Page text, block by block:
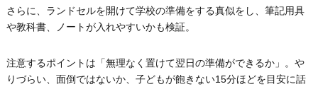
さらに、ランドセルを開けて学校の準備をする真似をし、筆記用具
や教科書、ノートが入れやすいかも検証。
注意するポイントは「無理なく置けて翌日の準備ができるか」。や
りづらい、面倒ではないか、子どもが飽きない15分ほどを目安に話